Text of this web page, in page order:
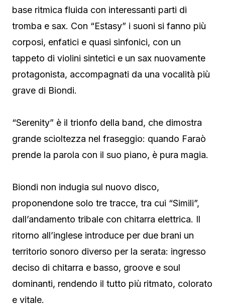
base ritmica fluida con interessanti parti di
tromba e sax. Con “Estasy” i suoni si fanno più
corposi, enfatici e quasi sinfonici, con un
tappeto di violini sintetici e un sax nuovamente
protagonista, accompagnati da una vocalità più
grave di Biondi.
“Serenity” è il trionfo della band, che dimostra
grande scioltezza nel fraseggio: quando Faraò
prende la parola con il suo piano, è pura magia.
Biondi non indugia sul nuovo disco,
proponendone solo tre tracce, tra cui “Simili”,
dall’andamento tribale con chitarra elettrica. Il
ritorno all’inglese introduce per due brani un
territorio sonoro diverso per la serata: ingresso
deciso di chitarra e basso, groove e soul
dominanti, rendendo il tutto più ritmato, colorato
e vitale.